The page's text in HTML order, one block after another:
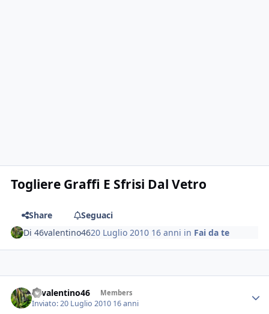
Togliere Graffi E Sfrisi Dal Vetro
Share
Seguaci
Di46valentino4620 Luglio 2010 16 anni in Fai da te
46valentino46 Members
Inviato:20 Luglio 2010 16 anni